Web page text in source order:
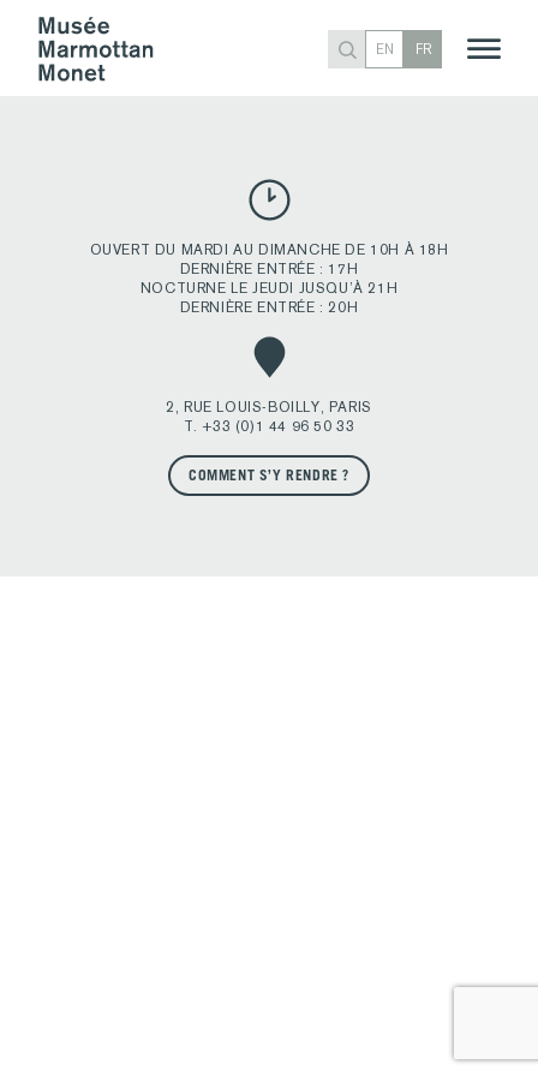
EN FR
PORTRAIT DE BERTHE MORISOT ÉTENDUE, 1873
Publié
anima 26 mars 2020
OUVERT DU MARDI AU DIMANCHE DE 10H À 18H
DERNIÈRE ENTRÉE : 17H
NOCTURNE LE JEUDI JUSQU’À 21H
DERNIÈRE ENTRÉE : 20H
2, RUE LOUIS-BOILLY, PARIS
T. +33 (0)1 44 96 50 33
COMMENT S’Y RENDRE ?